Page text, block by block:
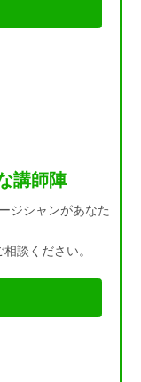
講師陣
ジシャンがあなた
談ください。